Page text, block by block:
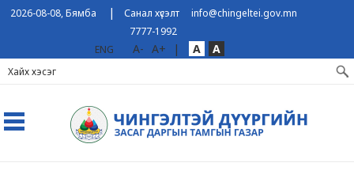
2026-08-08, Бямба | Санал хүсэлт
info@chingeltei.gov.mn
7777-1992
ENG
A- A+ | A A